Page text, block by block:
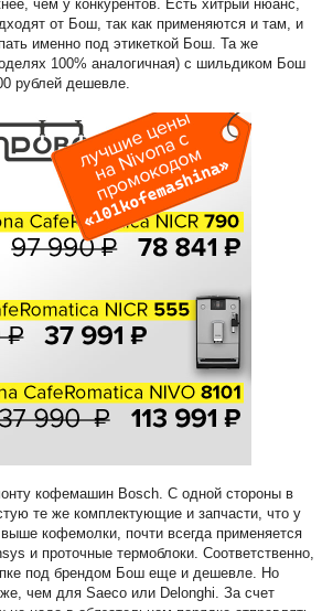
чем у конкурентов. Есть хитрый нюанс,
от Бош, так как применяются и там, и
именно под этикеткой Бош. Та же
100% аналогичная) с шильдиком Бош
рублей дешевле.
кофемашин Bosch. С одной стороны в
те же комплектующие и запчасти, что у
кофемолки, почти всегда применяется
и проточные термоблоки. Соответственно,
под брендом Бош еще и дешевле. Но
чем для Saeco или Delonghi. За счет